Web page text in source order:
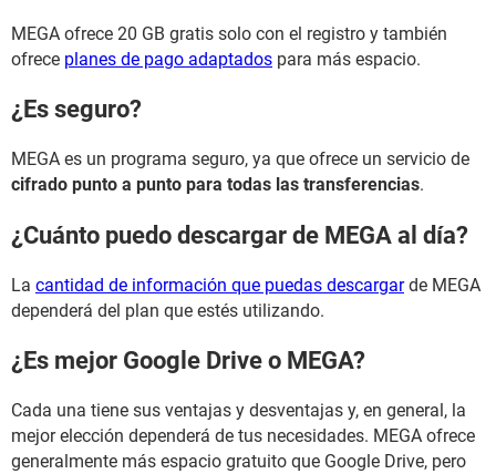
MEGA ofrece 20 GB gratis solo con el registro y también
ofrece planes de pago adaptados para más espacio.
¿Es seguro?
MEGA es un programa seguro, ya que ofrece un servicio de
cifrado punto a punto para todas las transferencias.
¿Cuánto puedo descargar de MEGA al día?
La cantidad de información que puedas descargarde MEGA
dependerá del plan que estés utilizando.
¿Es mejor Google Drive o MEGA?
Cada una tiene sus ventajas y desventajas y, en general, la
mejor elección dependerá de tus necesidades. MEGA ofrece
generalmente más espacio gratuito que Google Drive, pero